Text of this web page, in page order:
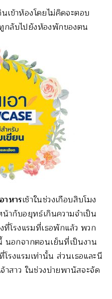
ข้าห้องโดยไม่คิดจะตอบ
ลับไปยังห้องพักของตน
าหารเช้าในช่วงเกือบสิบโมง
น้ากับอยุทธ์เกินความจำเป็น
ที่โรงแรมที่เธอพักแล้ว พวก
นอกจากตอนเย็นที่เป็นงาน
รงแรมเท่านั้น ส่วนเธอและนี
าสาว ในช่วงบ่ายพานัสจะจัด